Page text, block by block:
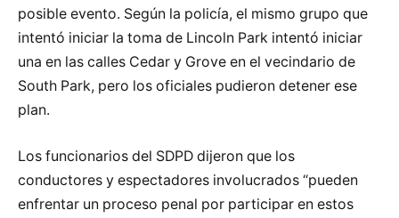
posible evento. Según la policía, el mismo grupo que
intentó iniciar la toma de Lincoln Park intentó iniciar
una en las calles Cedar y Grove en el vecindario de
South Park, pero los oficiales pudieron detener ese
plan.
Los funcionarios del SDPD dijeron que los
conductores y espectadores involucrados “pueden
enfrentar un proceso penal por participar en estos